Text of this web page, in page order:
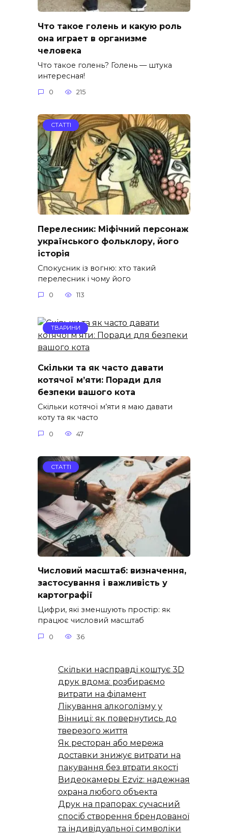
Что такое голень и какую роль
она играет в организме
человека
Что такое голень? Голень — штука
интересная!
0 215
СТАТТІ
Перелесник: Міфічний персонаж
українського фольклору, його
історія
Спокусник із вогню: хто такий
перелесник і чому його
0 113
ТВАРИНИ
Скільки та як часто давати
котячої м’яти: Поради для
безпеки вашого кота
Скільки котячої м’яти я маю давати
коту та як часто
0 47
СТАТТІ
Числовий масштаб: визначення,
застосування і важливість у
картографії
Цифри, які зменшують простір: як
працює числовий масштаб
0 36
Скільки насправді коштує 3D
друк вдома: розбираємо
витрати на філамент
Лікування алкоголізму у
Вінниці: як повернутись до
тверезого життя
Як ресторан або мережа
доставки знижує витрати на
пакування без втрати якості
Видеокамеры Ezviz: надежная
охрана любого объекта
Друк на прапорах: сучасний
спосіб створення брендованої
та індивідуальної символіки